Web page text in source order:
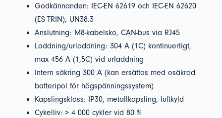
Godkännanden: IEC-EN 62619 och IEC-EN 62620
(ES-TRIN), UN38.3
Anslutning: M8-kabelsko, CAN-bus via RJ45
Laddning/urladdning: 304 A (1C) kontinuerligt,
max 456 A (1,5C) vid urladdning
Intern säkring 300 A (kan ersättas med osäkrad
batteripol för högspänningssystem)
Kapslingsklass: IP30, metallkapsling, luftkyld
Cykelliv: > 4 000 cykler vid 80 %